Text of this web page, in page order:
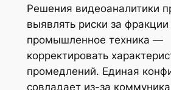
Решения видеоаналитики
выявлять риски за
промышленное техника —
корректировать
промедлений. Единая
совладает из-за